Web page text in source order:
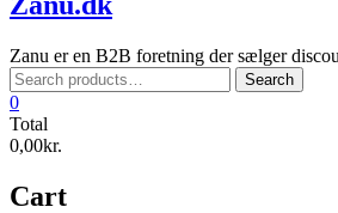
Zanu er en B2B foretning der sælger
Search
for:
Search
0
Total
0,00kr.
Cart